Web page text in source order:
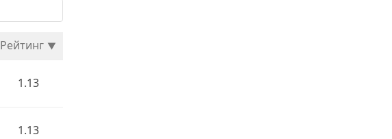
Рейтинг
1.13
1.13